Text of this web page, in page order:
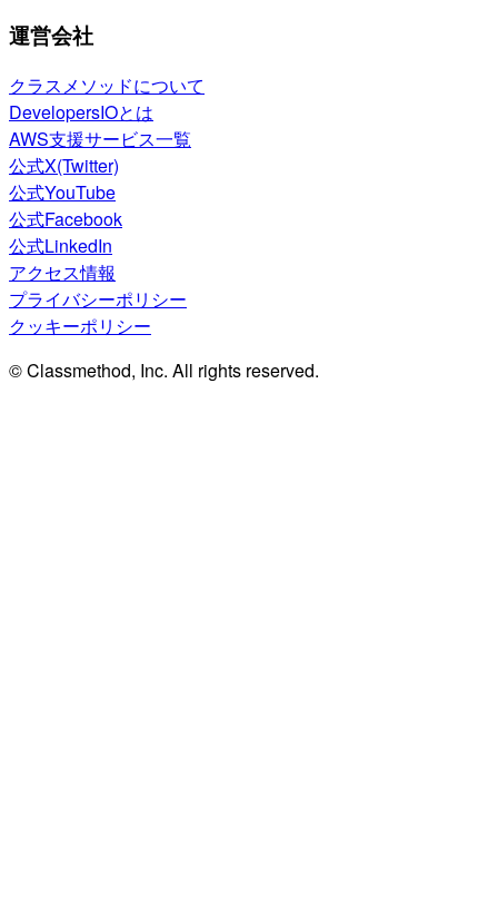
運営会社
クラスメソッドについて
DevelopersIOとは
AWS支援サービス一覧
公式X(Twitter)
公式YouTube
公式Facebook
公式LinkedIn
アクセス情報
プライバシーポリシー
クッキーポリシー
© Classmethod, Inc. All rights reserved.